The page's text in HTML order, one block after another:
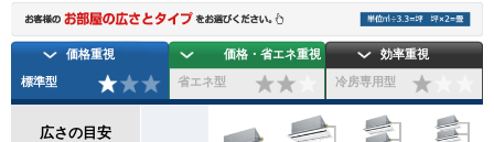
価格重視
標準型
価格・省エネ重視
省エネ型
効率重視
冷房専用型
広さの目安